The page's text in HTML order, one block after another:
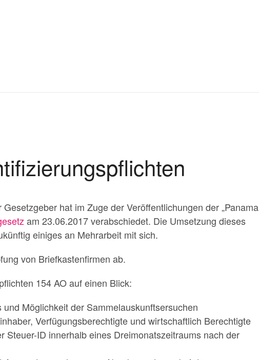
hat im Zuge der Veröffentlichungen der „Panama
am 23.06.2017 verabschiedet. Die Umsetzung dieses
einiges an Mehrarbeit mit sich.
von Briefkastenfirmen ab.
154 AO auf einen Blick:
Möglichkeit der Sammelauskunftsersuchen
Verfügungsberechtigte und wirtschaftlich Berechtigte
Steuer-ID innerhalb eines Dreimonatszeitraums nach der